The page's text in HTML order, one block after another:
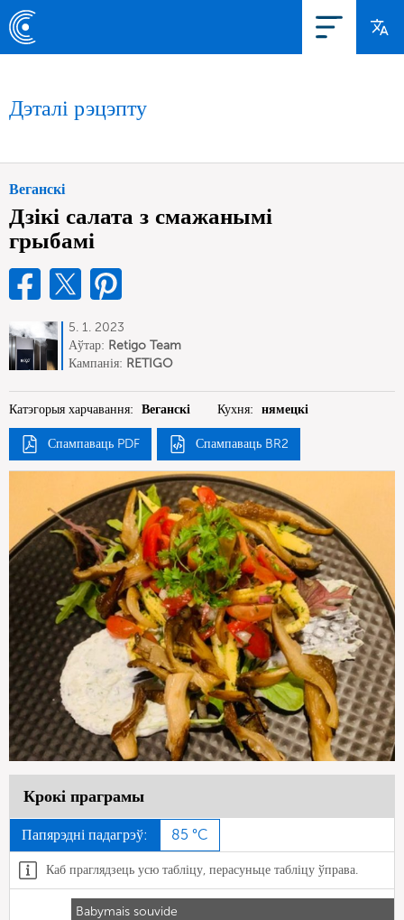
Дэталі рэцэпту
Веганскі
Дзікі салата з смажанымі
грыбамі
5. 1. 2023
Аўтар: Retigo Team
Deutschland
Кампанія: RETIGO
Катэгорыя харчавання: Веганскі Кухня: нямецкі
Спампаваць PDF Спампаваць BR2
Крокі праграмы
Папярэдні падагрэў: 85 °C
Каб праглядзець усю табліцу, перасуньце табліцу ўправа.
Babymais souvide